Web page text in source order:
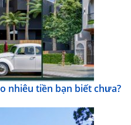
nhiêu tiền bạn biết chưa?